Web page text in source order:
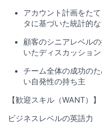
アカウント計画をた
タに基づいた統計的
顧客のシニアレベル
いたディスカッショ
チーム全体の成功の
い自発性の持ち主
【歓迎スキル（WANT）】
ビジネスレベルの英語力